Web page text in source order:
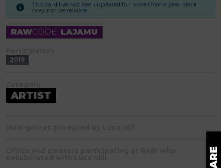
This card has not been updated for more than a year. data
may not be reliable
RAWCODE LAJAMU
2019
ARTIST